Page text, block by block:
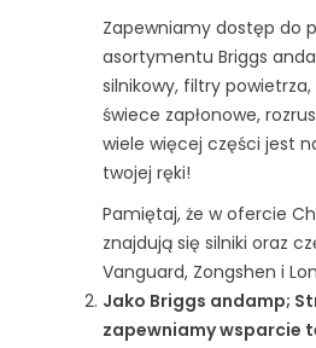
Zapewniamy dostęp do
asortymentu Briggs
silnikowy, filtry
świece zapłonowe,
wiele więcej części jest
twojej ręki!
Pamiętaj, że w ofercie
znajdują się silniki oraz
Vanguard, Zongshen i
Jako Briggs andamp;
zapewniamy wsparcie